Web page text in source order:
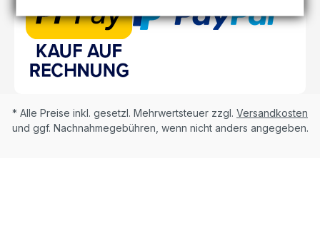
* Alle Preise inkl. gesetzl. Mehrwertsteuer zzgl. Versandkosten
und ggf. Nachnahmegebühren, wenn nicht anders angegeben.